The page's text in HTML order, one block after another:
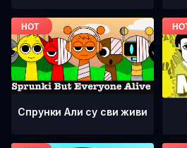
Спрунки Али су сви живи